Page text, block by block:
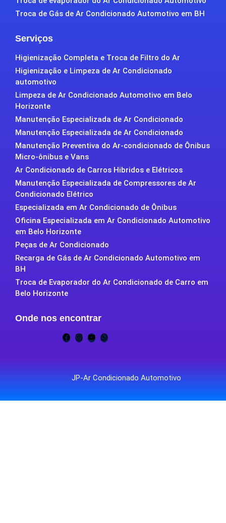
Troca de Gás de Ar Condicionado Automotivo em BH
Serviços
Higienização Completa e Troca de Filtro do Ar
Higienização e Limpeza de Ar Condicionado
automotivo
Limpeza de Ar Condicionado Automotivo em Belo
Horizonte
Manutenção Especializada de Ar Condicionado
Manutenção Especializada de Ar Condicionado
Manutenção Preventiva do Ar-condicionado de Ônibus
Micro-ônibus e Vans
Ar Condicionado de Carros Hibridos e Elétricos
Manutenção Especializada de Compressores de Ar
Condicionado Elétrico
Especializada em Ar Condicionado de Ônibus
Oficina Especializada em Ar Condicionado Automotivo
em Belo Horizonte
Peças de Ar Condicionado
Recarga de Gás de Ar Condicionado Automotivo em
BH
Troca de Evaporador do Ar Condicionado de Carro em
Belo Horizonte
Onde nos encontrar
JP-Ar Condicionado Automotivo